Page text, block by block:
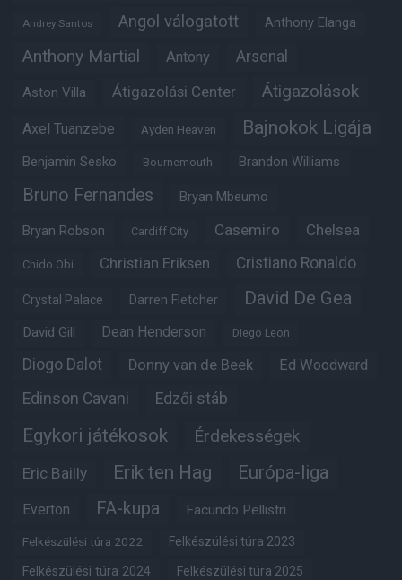
Andrey Santos Angol válogatott Anthony Elanga
Anthony Martial Antony Arsenal
Aston Villa Átigazolási Center Átigazolások
Axel Tuanzebe Ayden Heaven Bajnokok Ligája
Benjamin Sesko Bournemouth Brandon Williams
Bruno Fernandes Bryan Mbeumo
Bryan Robson Cardiff City Casemiro Chelsea
Chido Obi Christian Eriksen Cristiano Ronaldo
Crystal Palace Darren Fletcher David De Gea
David Gill Dean Henderson Diego Leon
Diogo Dalot Donny van de Beek Ed Woodward
Edinson Cavani Edzői stáb
Egykori játékosok Érdekességek
Eric Bailly Erik ten Hag Európa-liga
Everton FA-kupa Facundo Pellistri
Felkészülési túra 2022 Felkészülési túra 2023
Felkészülési túra 2024 Felkészülési túra 2025